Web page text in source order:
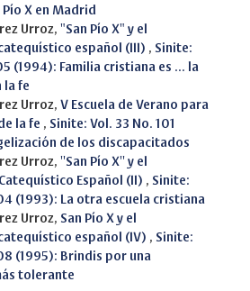
X en Madrid
Urroz, "San Pío X" y el
español (III) , Sinite:
(1994): Familia cristiana es ... la
la fe
Urroz, V Escuela de Verano para
la fe , Sinite: Vol. 33 No. 101
de los discapacitados
Urroz, ''San Pío X'' y el
Español (II) , Sinite:
(1993): La otra escuela cristiana
Urroz, San Pío X y el
español (IV) , Sinite:
(1995): Brindis por una
tolerante